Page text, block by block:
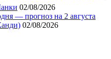
02/08/2026
— прогноз на 2 августа
02/08/2026